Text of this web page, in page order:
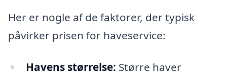
Her er nogle af de faktorer, der typisk
påvirker prisen for haveservice:
Havens størrelse: Større haver